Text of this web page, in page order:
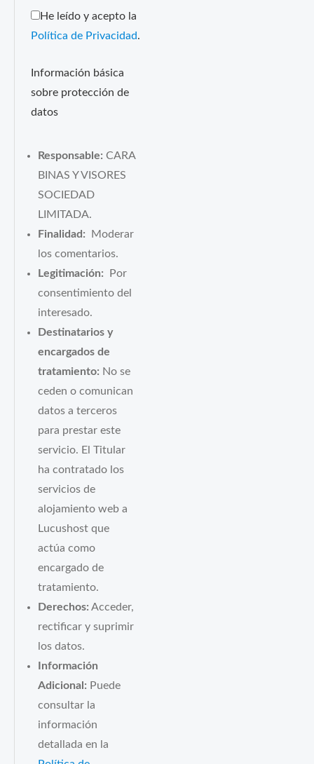
He leído y acepto la
Política de Privacidad .
Información básica
sobre protección de
datos
Responsable: CARA
BINAS Y VISORES
SOCIEDAD
LIMITADA.
Finalidad: Moderar
los comentarios.
Legitimación: Por
consentimiento del
interesado.
Destinatarios y
encargados de
tratamiento: No se
ceden o comunican
datos a terceros
para prestar este
servicio. El Titular
ha contratado los
servicios de
alojamiento web a
Lucushost que
actúa como
encargado de
tratamiento.
Derechos: Acceder,
rectificar y suprimir
los datos.
Información
Adicional: Puede
consultar la
información
detallada en la